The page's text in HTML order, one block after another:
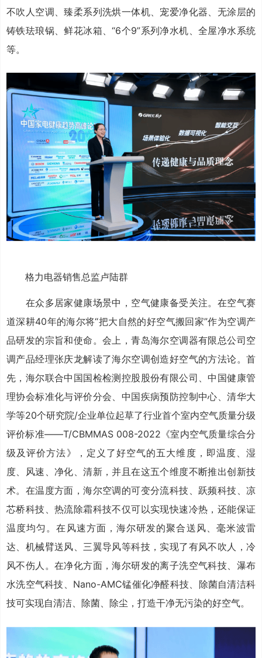
不吹人空调、臻柔系列洗烘一体机、宠爱净化器、无涂层的
铸铁珐琅锅、鲜花冰箱、“6个9”系列净水机、全屋净水系统
等。
格力电器销售总监卢陆群
在众多居家健康场景中，空气健康备受关注。在空气赛
道深耕40年的海尔将“把大自然的好空气搬回家”作为空调产
品研发的宗旨和使命。会上，青岛海尔空调器有限总公司空
调产品经理张庆龙解读了海尔空调创造好空气的方法论。首
先，海尔联合中国国检检测控股股份有限公司、中国健康管
理协会标准化与评价分会、中国疾病预防控制中心、清华大
学等20个研究院/企业单位起草了行业首个室内空气质量分级
评价标准——T/CBMMAS 008-2022《室内空气质量综合分
级及评价方法》，定义了好空气的五大维度，即温度、湿
度、风速、净化、清新，并且在这五个维度不断推出创新技
术。在温度方面，海尔空调的可变分流科技、跃频科技、凉
芯桥科技、热流除霜科技不仅可以实现快速冷热，还能保证
温度均匀。在风速方面，海尔研发的聚合送风、毫米波雷
达、机械臂送风、三翼导风等科技，实现了有风不吹人，冷
风不伤人。在净化方面，海尔研发的离子洗空气科技、瀑布
水洗空气科技、Nano-AMC锰催化净醛科技、除菌自清洁科
技可实现自清洁、除菌、除尘，打造干净无污染的好空气。